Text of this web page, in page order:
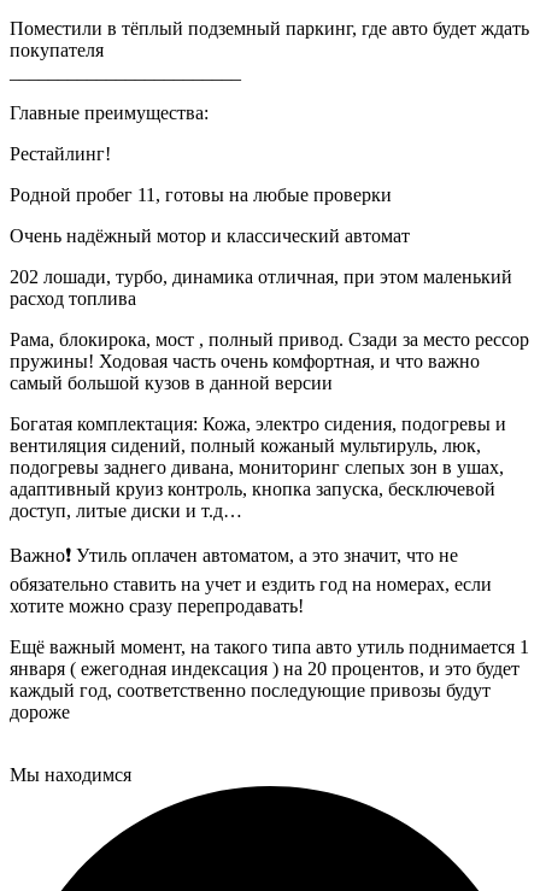
Поместили в тёплый подземный паркинг, где авто будет ждать
покупателя
Главные преимущества:
Рестайлинг!
Родной пробег 11, готовы на любые проверки
Очень надёжный мотор и классический автомат
202 лошади, турбо, динамика отличная, при этом маленький
расход топлива
Рама, блокирока, мост , полный привод. Сзади за место рессор
пружины! Ходовая часть очень комфортная, и что важно
самый большой кузов в данной версии
Богатая комплектация: Кожа, электро сидения, подогревы и
вентиляция сидений, полный кожаный мультируль, люк,
подогревы заднего дивана, мониторинг слепых зон в ушах,
адаптивный круиз контроль, кнопка запуска, бесключевой
доступ, литые диски и т.д…
Важно❗️ Утиль оплачен автоматом, а это значит, что не
обязательно ставить на учет и ездить год на номерах, если
хотите можно сразу перепродавать!
Ещё важный момент, на такого типа авто утиль поднимается 1
января ( ежегодная индексация ) на 20 процентов, и это будет
каждый год, соответственно последующие привозы будут
дороже
Мы находимся